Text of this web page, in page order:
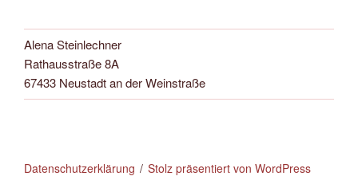
Alena Steinlechner
Rathausstraße 8A
67433 Neustadt an der Weinstraße
Datenschutzerklärung Stolz präsentiert von WordPress